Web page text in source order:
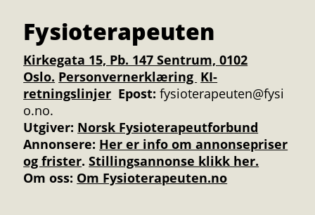
Fysioterapeuten
Kirkegata 15, Pb. 147 Sentrum, 0102
Oslo. Personvernerklæring KI-
retningslinjer Epost: fysioterapeuten@fysi
o.no.
Utgiver: Norsk Fysioterapeutforbund
Annonsere: Her er info om annonsepriser
og frister.Stillingsannonse klikk her.
Om oss: Om Fysioterapeuten.no